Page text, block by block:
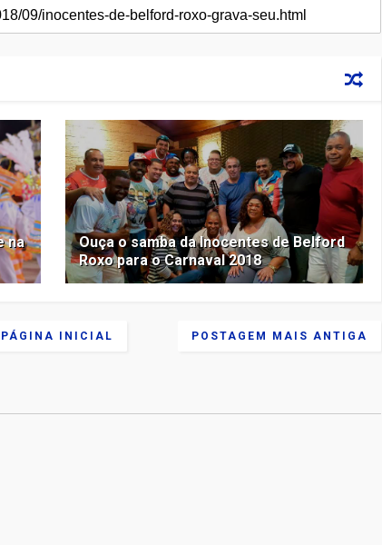
na
Ouça o samba da Inocentes de Belford
Roxo para o Carnaval 2018
POSTAGEM MAIS ANTIGA
PÁGINA INICIAL